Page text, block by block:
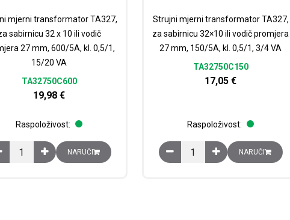
mjerni transformator TA327,
sabirnicu 32 x 10 ili vodič
27 mm, 600/5A, kl. 0,5/1,
15/20 VA
TA32750C600
19,98 €
Raspoloživost:
Strujni mjerni transformator TA327, za sabirnicu 32 x 10 ili vodič promjera
NARUČI
Strujni mjerni transformator TA327,
za sabirnicu 32×10 ili vodič promjera
27 mm, 150/5A, kl. 0,5/1, 3/4 VA
TA32750C150
17,05 €
Raspoloživost:
Strujni mjerni NARUČI